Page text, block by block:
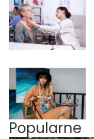
Popularne